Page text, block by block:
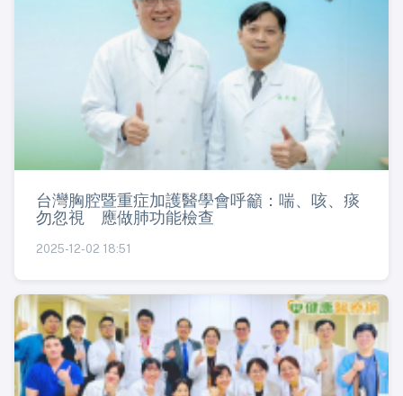
台灣胸腔暨重症加護醫學會呼籲：喘、咳、痰
勿忽視 應做肺功能檢查
2025-12-02 18:51